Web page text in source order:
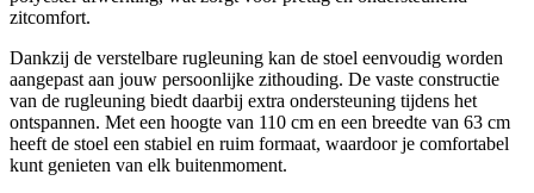
zitcomfort.
Dankzij de verstelbare rugleuning kan de stoel eenvoudig worden
aangepast aan jouw persoonlijke zithouding. De vaste constructie
van de rugleuning biedt daarbij extra ondersteuning tijdens het
ontspannen. Met een hoogte van 110 cm en een breedte van 63 cm
heeft de stoel een stabiel en ruim formaat, waardoor je comfortabel
kunt genieten van elk buitenmoment.